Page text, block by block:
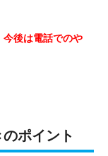
今後は電話でのや
ポイント